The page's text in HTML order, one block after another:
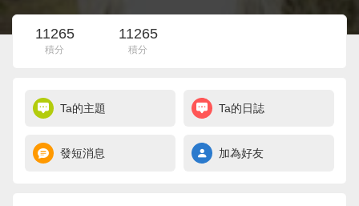
11265
積分
11265
積分
Ta的主題 Ta的日誌
發短消息 加為好友